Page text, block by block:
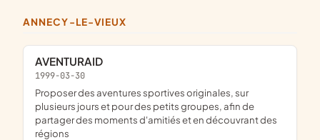
ANNECY-LE-VIEUX
AVENTURAID
1999-03-30
proposer des aventures sportives originales, sur
plusieurs jours et pour des petits groupes, afin de
partager des moments d'amitiés et en découvrant des
régions